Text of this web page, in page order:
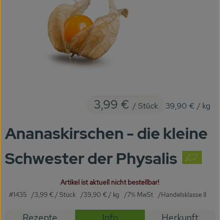
KARUSSELLE
Gutes aus Höhenberg
Einfach Bio
Tiefkühlprodukte
Feinkost
Süßes & Snacks
Ananaskirschen - die kleine
Schwester der Physalis
3,99 € / Stück 39,90 € / kg
Artikel ist aktuell nicht bestellbar!
#1435 3,99 € / Stück 39,90 € / kg 7% MwSt Handelsklasse II